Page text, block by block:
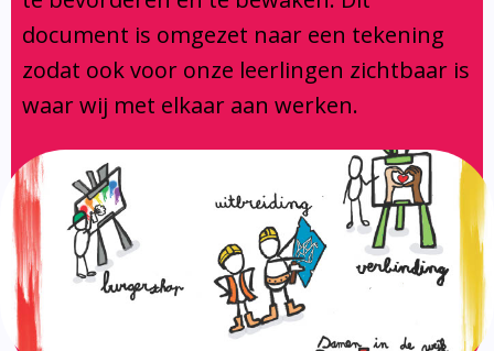
document is omgezet naar een tekening
zodat ook voor onze leerlingen zichtbaar is
waar wij met elkaar aan werken.